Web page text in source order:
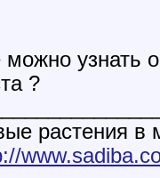
можно узнать
?
растения